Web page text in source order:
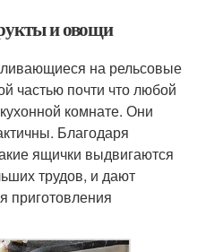
и овощи
на рельсовые
частью почти что любой
комнате. Они
Благодаря
ящички выдвигаются
трудов, и дают
приготовления